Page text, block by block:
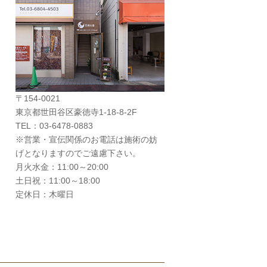
〒154-0021
東京都世田谷区豪徳寺1-18-8-2F
TEL：03-6478-0883
※営業・宣伝関係のお電話は施術の妨
げとなりますのでご遠慮下さい。
月火水金：11:00～20:00
土日祝：11:00～18:00
定休日：木曜日